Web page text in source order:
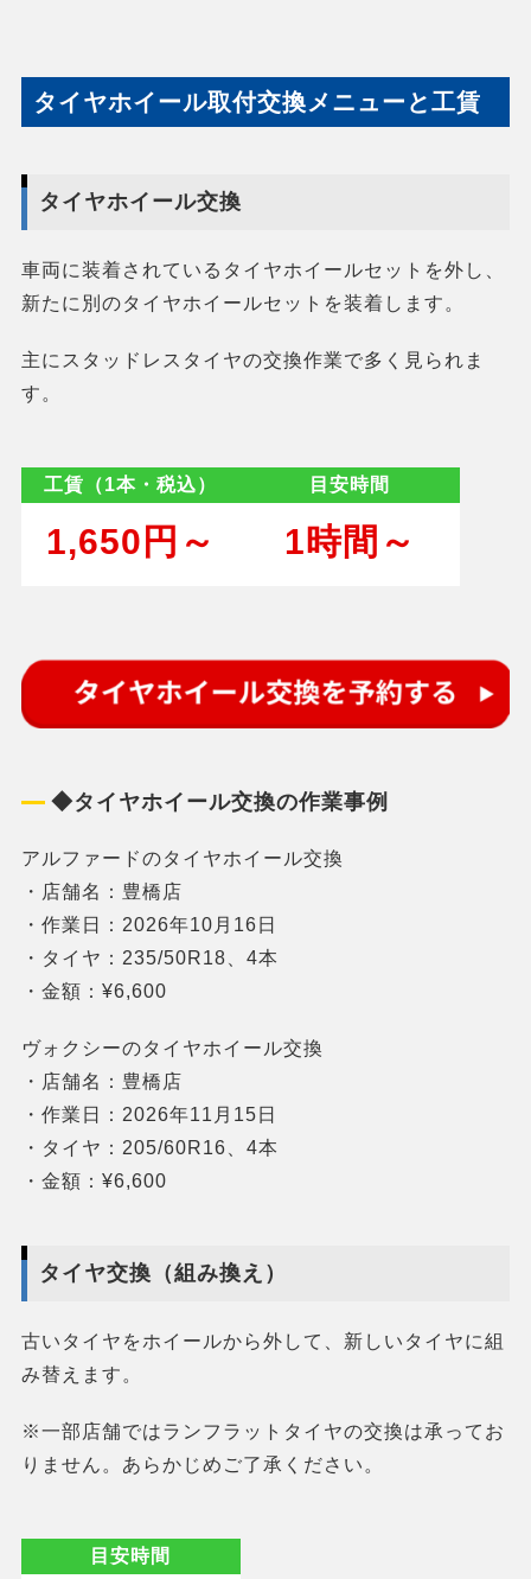
タイヤホイール取付交換メニューと工賃
タイヤホイール交換
車両に装着されているタイヤホイールセットを外し、
新たに別のタイヤホイールセットを装着します。
主にスタッドレスタイヤの交換作業で多く見られま
す。
工賃（1本・税込） 目安時間
1,650円～ 1時間～
◆タイヤホイール交換の作業事例
アルファードのタイヤホイール交換
・店舗名：豊橋店
・作業日：2026年10月16日
・タイヤ：235/50R18、4本
・金額：¥6,600
ヴォクシーのタイヤホイール交換
・店舗名：豊橋店
・作業日：2026年11月15日
・タイヤ：205/60R16、4本
・金額：¥6,600
タイヤ交換（組み換え）
古いタイヤをホイールから外して、新しいタイヤに組
み替えます。
※一部店舗ではランフラットタイヤの交換は承ってお
りません。あらかじめご了承ください。
目安時間